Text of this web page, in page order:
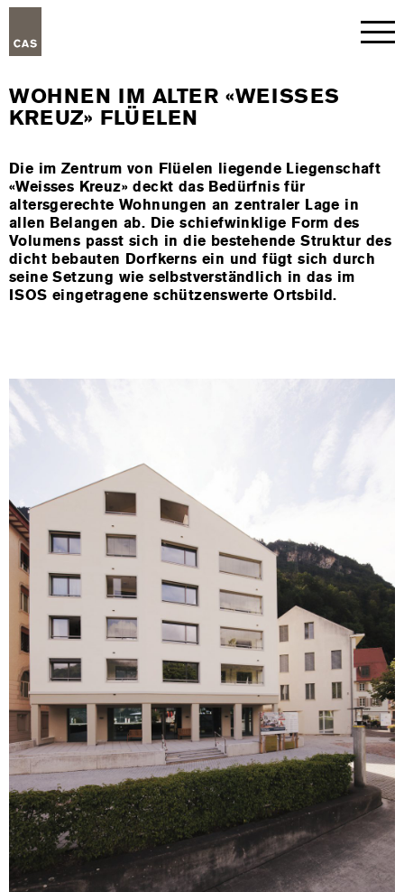
WOHNEN IM ALTER «WEISSES
KREUZ» FLÜELEN
Die im Zentrum von Flüelen liegende Liegenschaft
«Weisses Kreuz» deckt das Bedürfnis für
altersgerechte Wohnungen an zentraler Lage in
allen Belangen ab. Die schiefwinklige Form des
Volumens passt sich in die bestehende Struktur des
dicht bebauten Dorfkerns ein und fügt sich durch
seine Setzung wie selbstverständlich in das im
ISOS eingetragene schützenswerte Ortsbild.